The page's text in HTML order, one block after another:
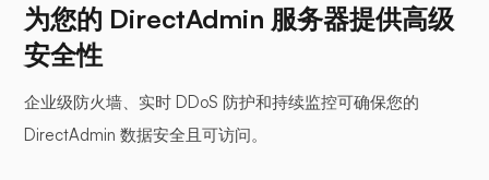
缓冲面板
为您的 DirectAdmin 服务器提供高级
安全性
企业级防火墙、实时 DDoS 防护和持续监控可确保您的
DirectAdmin 数据安全且可访问。